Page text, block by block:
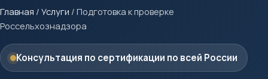
Главная / Услуги / Подготовка к проверке
Россельхознадзора
Консультация по сертификации по всей России